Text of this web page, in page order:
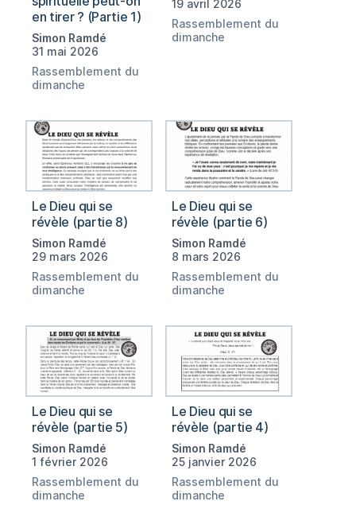
en tirer ? (Partie 1)
Simon Ramdé
31 mai 2026
Rassemblement du
dimanche
19 avril 2026
Rassemblement du
dimanche
Le Dieu qui se
révèle (partie 8)
Simon Ramdé
29 mars 2026
Rassemblement du
dimanche
Le Dieu qui se
révèle (partie 6)
Simon Ramdé
8 mars 2026
Rassemblement du
dimanche
Le Dieu qui se
révèle (partie 5)
Simon Ramdé
1 février 2026
Rassemblement du
dimanche
Le Dieu qui se
révèle (partie 4)
Simon Ramdé
25 janvier 2026
Rassemblement du
dimanche